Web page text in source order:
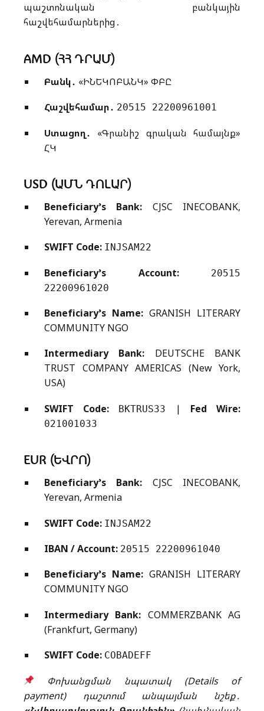
պաշտոնական բանկային
հաշվեհամարներից․
AMD (ՀՀ ԴՐԱՄ)
Բանկ․ «ԻՆԵԿՈԲԱՆԿ» ՓԲԸ
Հաշվեհամար․ 20515 22200961001
Ստացող․ «Գրանիշ գրական համայնք»
ՀԿ
USD (ԱՄՆ ԴՈԼԱՐ)
Beneficiary’s Bank: CJSC INECOBANK,
Yerevan, Armenia
SWIFT Code: INJSAM22
Beneficiary’s Account:
20515
22200961020
Beneficiary’s Name: GRANISH LITERARY
COMMUNITY NGO
Intermediary Bank: DEUTSCHE BANK
TRUST COMPANY AMERICAS (New York,
USA)
SWIFT Code:
BKTRUS33 | Fed Wire:
021001033
EUR (ԵՎՐՈ)
Beneficiary’s Bank: CJSC INECOBANK,
Yerevan, Armenia
SWIFT Code: INJSAM22
IBAN / Account: 20515 22200961040
Beneficiary’s Name: GRANISH LITERARY
COMMUNITY NGO
Intermediary Bank: COMMERZBANK AG
(Frankfurt, Germany)
SWIFT Code: COBADEFF
Փոխանցման նպատակ (Details of
payment) դաշտում անպայման նշեք․